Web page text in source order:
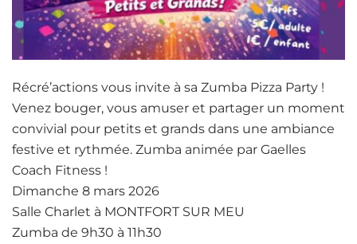
Récré’actions vous invite à sa Zumba Pizza Party !
Venez bouger, vous amuser et partager un moment
convivial pour petits et grands dans une ambiance
festive et rythmée. Zumba animée par Gaelles
Coach Fitness !
Dimanche 8 mars 2026
Salle Charlet à MONTFORT SUR MEU
Zumba de 9h30 à 11h30